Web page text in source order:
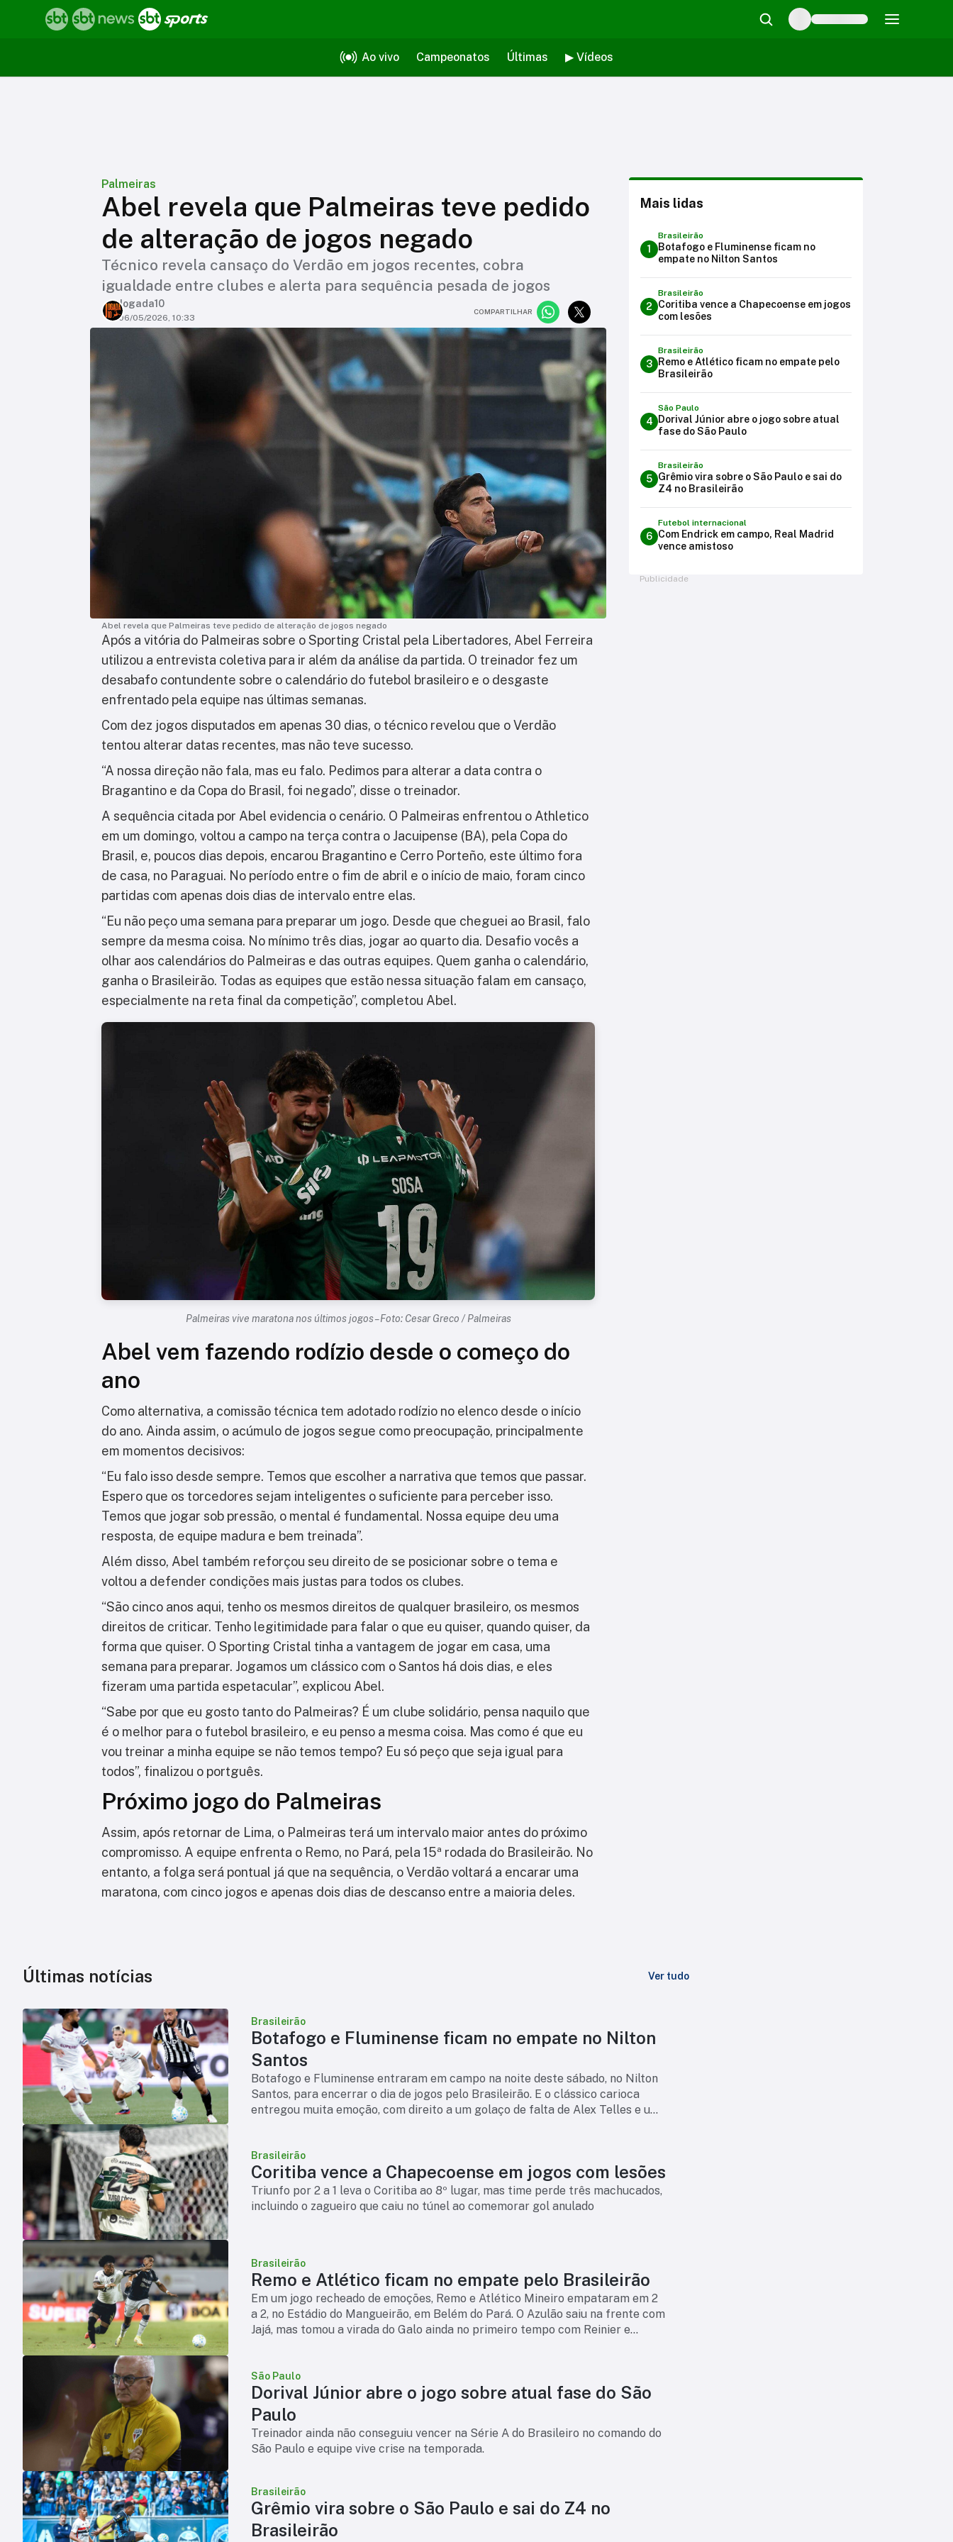
Ao vivo Campeonatos Últimas ▶ Vídeos
Palmeiras
Abel revela que Palmeiras teve pedido
de alteração de jogos negado
Técnico revela cansaço do Verdão em jogos recentes, cobra
igualdade entre clubes e alerta para sequência pesada de jogos
Jogada10
06/05/2026, 10:33
COMPARTILHAR
Abel revela que Palmeiras teve pedido de alteração de jogos negado
Após a vitória do Palmeiras sobre o Sporting Cristal pela Libertadores, Abel Ferreira
utilizou a entrevista coletiva para ir além da análise da partida. O treinador fez um
desabafo contundente sobre o calendário do futebol brasileiro e o desgaste
enfrentado pela equipe nas últimas semanas.
Com dez jogos disputados em apenas 30 dias, o técnico revelou que o Verdão
tentou alterar datas recentes, mas não teve sucesso.
“A nossa direção não fala, mas eu falo. Pedimos para alterar a data contra o
Bragantino e da Copa do Brasil, foi negado”, disse o treinador.
A sequência citada por Abel evidencia o cenário. O Palmeiras enfrentou o Athletico
em um domingo, voltou a campo na terça contra o Jacuipense (BA), pela Copa do
Brasil, e, poucos dias depois, encarou Bragantino e Cerro Porteño, este último fora
de casa, no Paraguai. No período entre o fim de abril e o início de maio, foram cinco
partidas com apenas dois dias de intervalo entre elas.
“Eu não peço uma semana para preparar um jogo. Desde que cheguei ao Brasil, falo
sempre da mesma coisa. No mínimo três dias, jogar ao quarto dia. Desafio vocês a
olhar aos calendários do Palmeiras e das outras equipes. Quem ganha o calendário,
ganha o Brasileirão. Todas as equipes que estão nessa situação falam em cansaço,
especialmente na reta final da competição”, completou Abel.
Palmeiras vive maratona nos últimos jogos – Foto: Cesar Greco / Palmeiras
Abel vem fazendo rodízio desde o começo do
ano
Como alternativa, a comissão técnica tem adotado rodízio no elenco desde o início
do ano. Ainda assim, o acúmulo de jogos segue como preocupação, principalmente
em momentos decisivos:
“Eu falo isso desde sempre. Temos que escolher a narrativa que temos que passar.
Espero que os torcedores sejam inteligentes o suficiente para perceber isso.
Temos que jogar sob pressão, o mental é fundamental. Nossa equipe deu uma
resposta, de equipe madura e bem treinada”.
Além disso, Abel também reforçou seu direito de se posicionar sobre o tema e
voltou a defender condições mais justas para todos os clubes.
“São cinco anos aqui, tenho os mesmos direitos de qualquer brasileiro, os mesmos
direitos de criticar. Tenho legitimidade para falar o que eu quiser, quando quiser, da
forma que quiser. O Sporting Cristal tinha a vantagem de jogar em casa, uma
semana para preparar. Jogamos um clássico com o Santos há dois dias, e eles
fizeram uma partida espetacular”, explicou Abel.
“Sabe por que eu gosto tanto do Palmeiras? É um clube solidário, pensa naquilo que
é o melhor para o futebol brasileiro, e eu penso a mesma coisa. Mas como é que eu
vou treinar a minha equipe se não temos tempo? Eu só peço que seja igual para
todos”, finalizou o portguês.
Próximo jogo do Palmeiras
Assim, após retornar de Lima, o Palmeiras terá um intervalo maior antes do próximo
compromisso. A equipe enfrenta o Remo, no Pará, pela 15ª rodada do Brasileirão. No
entanto, a folga será pontual já que na sequência, o Verdão voltará a encarar uma
maratona, com cinco jogos e apenas dois dias de descanso entre a maioria deles.
Mais lidas
1
Brasileirão
Botafogo e Fluminense ficam no
empate no Nilton Santos
2
Brasileirão
Coritiba vence a Chapecoense em jogos
com lesões
3
Brasileirão
Remo e Atlético ficam no empate pelo
Brasileirão
4
São Paulo
Dorival Júnior abre o jogo sobre atual
fase do São Paulo
5
Brasileirão
Grêmio vira sobre o São Paulo e sai do
Z4 no Brasileirão
6
Futebol internacional
Com Endrick em campo, Real Madrid
vence amistoso
Publicidade
Últimas notícias Ver tudo
Brasileirão
Botafogo e Fluminense ficam no empate no Nilton
Santos
Botafogo e Fluminense entraram em campo na noite deste sábado, no Nilton
Santos, para encerrar o dia de jogos pelo Brasileirão. E o clássico carioca
entregou muita emoção, com direito a um golaço de falta de Alex Telles e um
Brasileirão
Coritiba vence a Chapecoense em jogos com lesões
Triunfo por 2 a 1 leva o Coritiba ao 8º lugar, mas time perde três machucados,
incluindo o zagueiro que caiu no túnel ao comemorar gol anulado
Brasileirão
Remo e Atlético ficam no empate pelo Brasileirão
Em um jogo recheado de emoções, Remo e Atlético Mineiro empataram em 2
a 2, no Estádio do Mangueirão, em Belém do Pará. O Azulão saiu na frente com
Jajá, mas tomou a virada do Galo ainda no primeiro tempo com Reinier e
São Paulo
Dorival Júnior abre o jogo sobre atual fase do São
Paulo
Treinador ainda não conseguiu vencer na Série A do Brasileiro no comando do
São Paulo e equipe vive crise na temporada.
Brasileirão
Grêmio vira sobre o São Paulo e sai do Z4 no
Brasileirão